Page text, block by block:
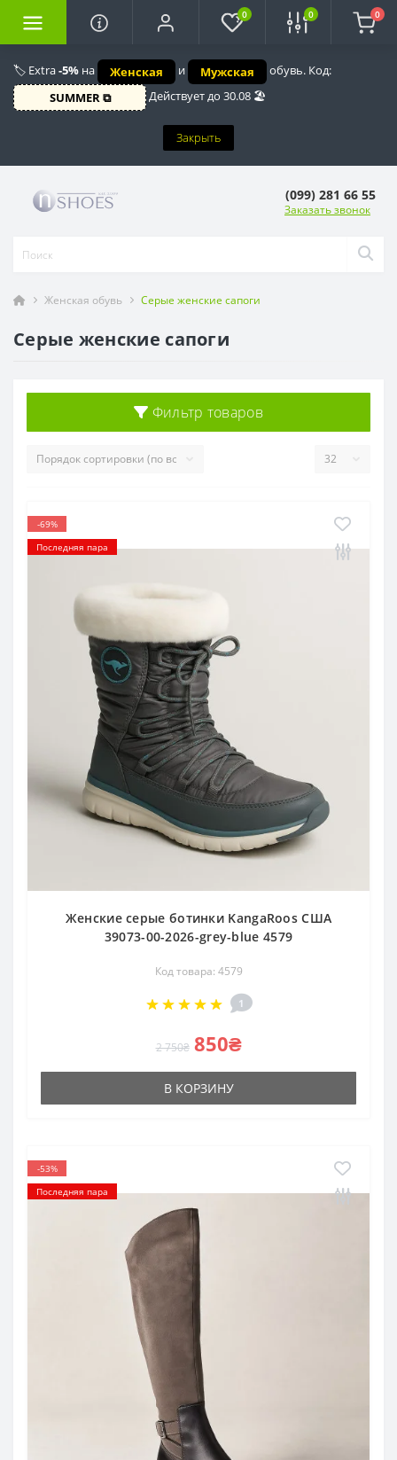
🏷️ Extra-5% на Женская и Мужская
обувь. Код:
SUMMER ⧉
Действует до 30.08 🏖️
Закрыть
0 0 0
(099) 281 66 55
Заказать звонок
Женская обувь Серые женские сапоги
Серые женские сапоги
Фильтр товаров
-69%
Последняя пара
Женские серые ботинки KangaRoos США
39073-00-2026-grey-blue 4579
Код товара: 4579
1
2 750₴ 850₴
В КОРЗИНУ
-53%
Последняя пара